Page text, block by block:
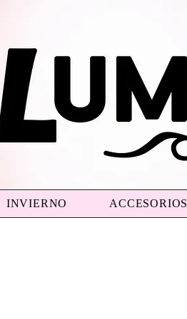
INVIERNO ACCESORIOS